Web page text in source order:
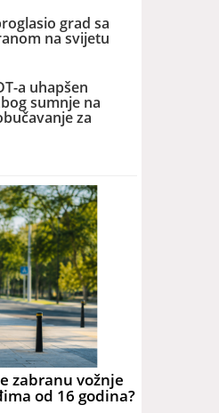
grad sa
na svijetu
a uhapšen
sumnje na
za
zabranu vožnje
od 16 godina?